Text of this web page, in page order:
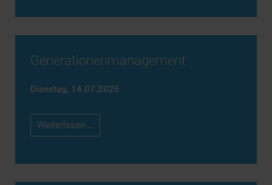
Generationenmanagement
Dienstag, 14.07.2026
Weiterlesen …